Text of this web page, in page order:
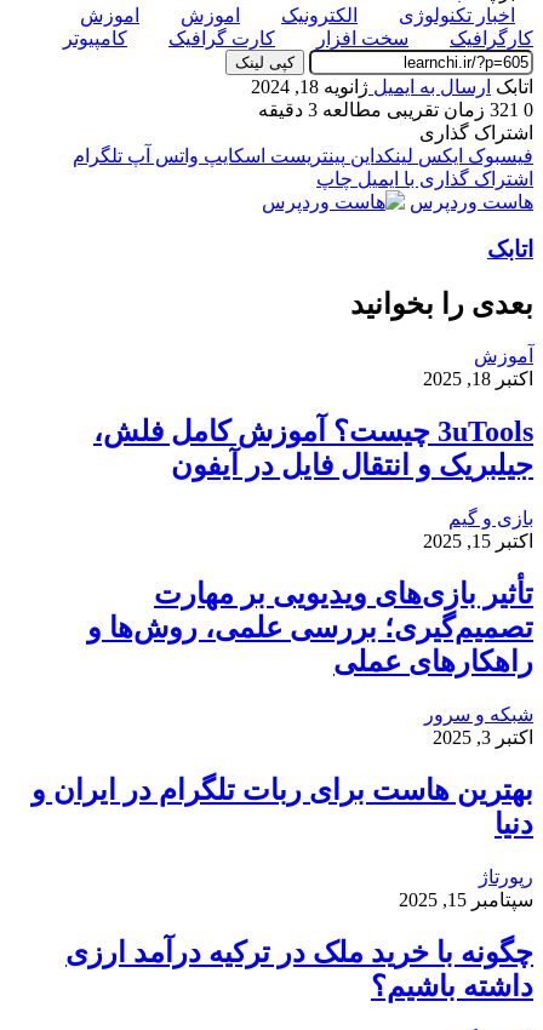
اخبار تکنولوژی
الکترونیک اموزش
اموزش
کارگرافیک
سخت افزار کارت گرافیک کامپیوتر
کپی لینک
اتابک ارسال به ایمیل ژانویه 18, 2024
0
زمان تقریبی مطالعه 3 دقیقه
اشتراک گذاری
فیسبوک ایکس لینکداین پینتریست اسکایپ واتس آپ تلگرام
اشتراک گذاری با ایمیل چاپ
هاست وردپرس
اتابک
بعدی را بخوانید
آموزش
اکتبر 18, 2025
3uTools چیست؟ آموزش کامل فلش،
جیلبریک و انتقال فایل در آیفون
بازی و گیم
اکتبر 15, 2025
تأثیر بازی‌های ویدیویی بر مهارت
تصمیم‌گیری؛ بررسی علمی، روش‌ها و
راهکارهای عملی
شبکه و سرور
اکتبر 3, 2025
بهترین هاست برای ربات تلگرام در ایران و
دنیا
رپورتاژ
سپتامبر 15, 2025
چگونه با خرید ملک در ترکیه درآمد ارزی
داشته باشیم؟